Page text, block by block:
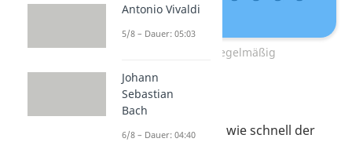
Puls ist regelmäßig
Tempo:
Tempo beschreibt, wie schnell der
Antonio Vivaldi
5/8 – Dauer: 05:03
Johann
Sebastian
Bach
6/8 – Dauer: 04:40